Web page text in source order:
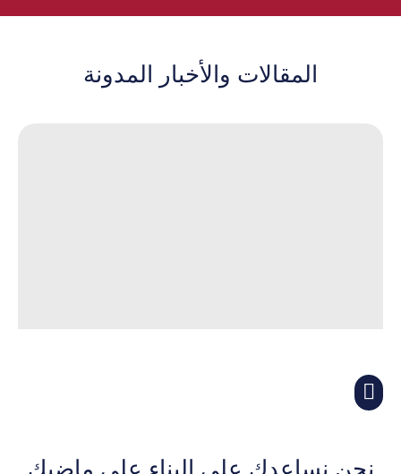
المقالات والأخبار المدونة